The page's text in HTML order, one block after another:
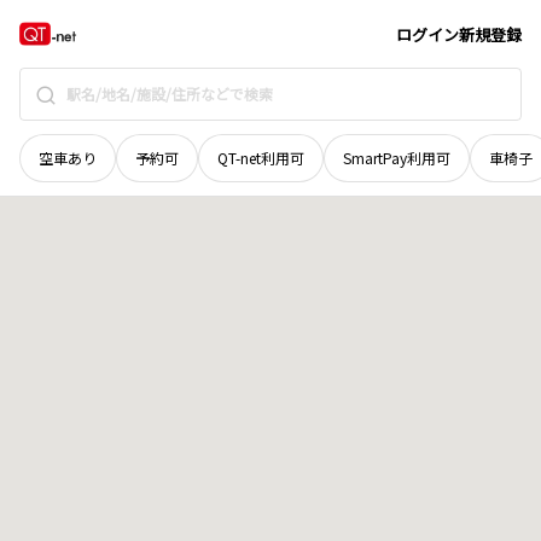
ログイン新規登録
空車あり 予約可 QT-net利用可 SmartPay利用可 車椅子
宮城県